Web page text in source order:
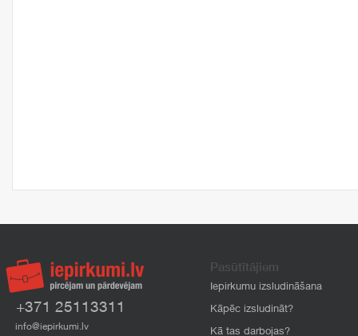
+371 25113311
info@iepirkumi.lv
Pasūtītājiem
Iepirkumu izsludināšana
Kāpēc izsludināt?
Kā tas darbojas?